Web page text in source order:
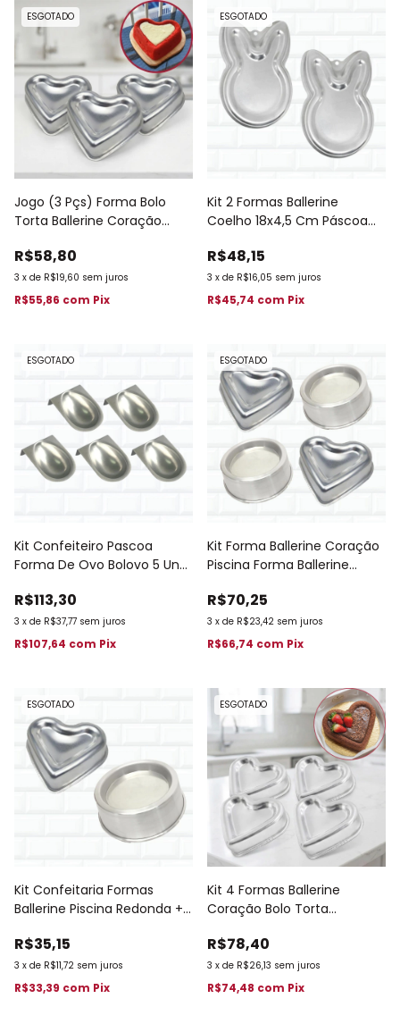
ESGOTADO
Jogo (3 Pçs) Forma Bolo
Torta Ballerine Coração
R$58,80
3 x de R$19,60 sem juros
R$55,86 com Pix
ESGOTADO
Kit 2 Formas Ballerine
Coelho 18x4,5 Cm Páscoa
R$48,15
3 x de R$16,05 sem juros
R$45,74 com Pix
ESGOTADO
Kit Confeiteiro Pascoa
Forma De Ovo Bolovo 5 Und
R$113,30
3 x de R$37,77 sem juros
R$107,64 com Pix
ESGOTADO
Kit Forma Ballerine Coração
Piscina Forma Ballerine
R$70,25
3 x de R$23,42 sem juros
R$66,74 com Pix
ESGOTADO
Kit Confeitaria Formas
Ballerine Piscina Redonda +
R$35,15
3 x de R$11,72 sem juros
R$33,39 com Pix
ESGOTADO
Kit 4 Formas Ballerine
Coração Bolo Torta
R$78,40
3 x de R$26,13 sem juros
R$74,48 com Pix